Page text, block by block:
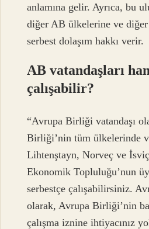
anlamına gelir. Ayrıca, bu
diğer AB ülkelerine ve
serbest dolaşım hakkı verir.
AB vatandaşları
çalışabilir?
“Avrupa Birliği vatandaşı
Birliği’nin tüm ülkelerinde
Lihtenştayn, Norveç ve
Ekonomik Topluluğu’nun
serbestçe çalışabilirsiniz.
olarak, Avrupa Birliği’nin
çalışma iznine ihtiyacınız